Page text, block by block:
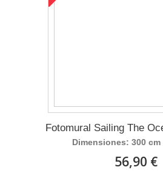
Fotomural Sailing The
Dimensiones: 300 cm
56,90 €